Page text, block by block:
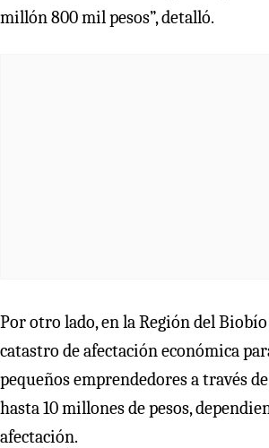
millón 800 mil pesos”, detalló.
Por otro lado, en la Región del
catastro de afectación económica
pequeños emprendedores a través
hasta 10 millones de pesos,
afectación.